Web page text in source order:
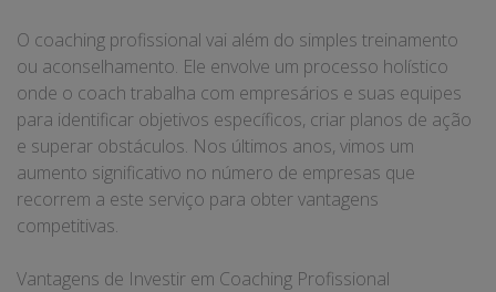
O coaching profissional vai além do simples treinamento
ou aconselhamento. Ele envolve um processo holístico
onde o coach trabalha com empresários e suas equipes
para identificar objetivos específicos, criar planos de ação
e superar obstáculos. Nos últimos anos, vimos um
aumento significativo no número de empresas que
recorrem a este serviço para obter vantagens
competitivas.
Vantagens de Investir em Coaching Profissional